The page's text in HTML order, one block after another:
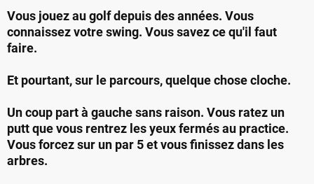
Vous jouez au golf depuis des années. Vous
connaissez votre swing. Vous savez ce qu'il faut
faire.
Et pourtant, sur le parcours, quelque chose cloche.
Un coup part à gauche sans raison. Vous ratez un
putt que vous rentrez les yeux fermés au practice.
Vous forcez sur un par 5 et vous finissez dans les
arbres.